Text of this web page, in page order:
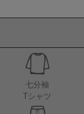
七分袖
Tシャツ